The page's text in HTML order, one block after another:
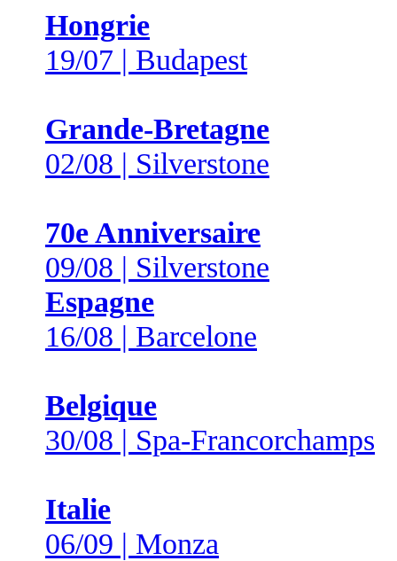
Hongrie
19/07 | Budapest
Grande-Bretagne
02/08 | Silverstone
70e Anniversaire
09/08 | Silverstone
Espagne
16/08 | Barcelone
Belgique
30/08 | Spa-Francorchamps
Italie
06/09 | Monza